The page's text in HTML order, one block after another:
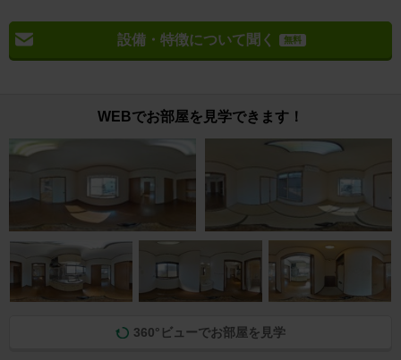
設備・特徴について聞く 無料
WEBでお部屋を見学できます！
360°ビューでお部屋を見学